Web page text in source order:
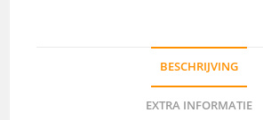
BESCHRIJVING
EXTRA INFORMATIE